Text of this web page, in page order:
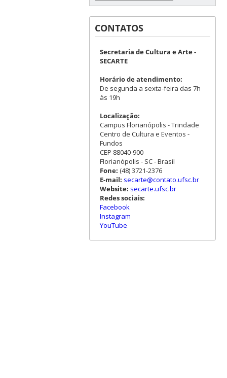
CONTATOS
Secretaria de Cultura e Arte -
SECARTE
Horário de atendimento:
De segunda a sexta-feira das 7h
às 19h
Localização:
Campus Florianópolis - Trindade
Centro de Cultura e Eventos -
Fundos
CEP 88040-900
Florianópolis - SC - Brasil
Fone: (48) 3721-2376
E-mail: secarte@contato.ufsc.br
Website: secarte.ufsc.br
Redes sociais:
Facebook
Instagram
YouTube